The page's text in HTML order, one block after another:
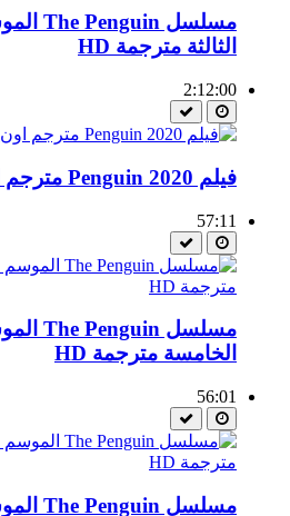
الثالثة مترجمة HD
2:12:00
فيلم Penguin 2020 مترجم اون لاين
57:11
الخامسة مترجمة HD
56:01